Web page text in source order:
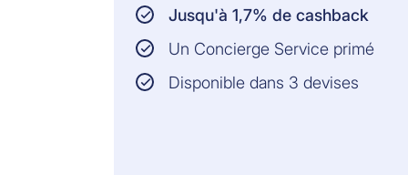
Jusqu'à 1,7% de cashback
Un Concierge Service primé
Disponible dans 3 devises